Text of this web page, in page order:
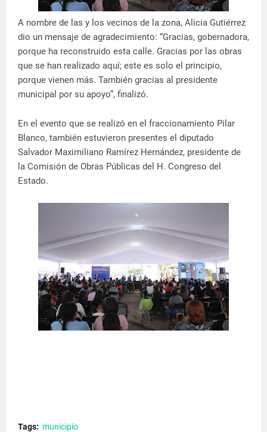
A nombre de las y los vecinos de la zona, Alicia Gutiérrez
dio un mensaje de agradecimiento: “Gracias, gobernadora,
porque ha reconstruido esta calle. Gracias por las obras
que se han realizado aquí; este es solo el principio,
porque vienen más. También gracias al presidente
municipal por su apoyo”, finalizó.
En el evento que se realizó en el fraccionamiento Pilar
Blanco, también estuvieron presentes el diputado
Salvador Maximiliano Ramírez Hernández, presidente de
la Comisión de Obras Públicas del H. Congreso del
Estado.
Tags: municipio